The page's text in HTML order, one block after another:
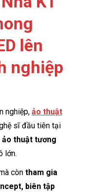
lên
nghiệp
nghiệp, ảo thuật
sĩ đầu tiên tại
ảo thuật tương
lớn.
còn tham gia
biên tập